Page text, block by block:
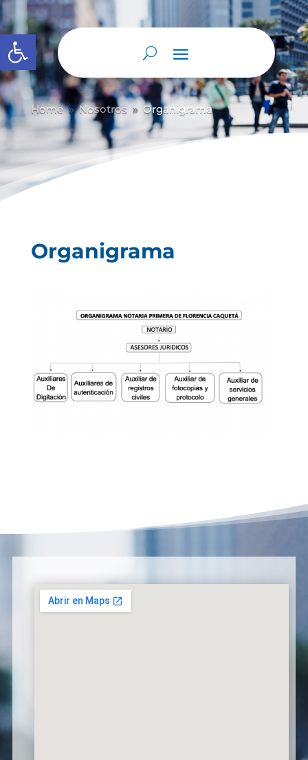
Abrir barra de herramientas
Home 9 Nosotros 9 Organigrama
Organigrama